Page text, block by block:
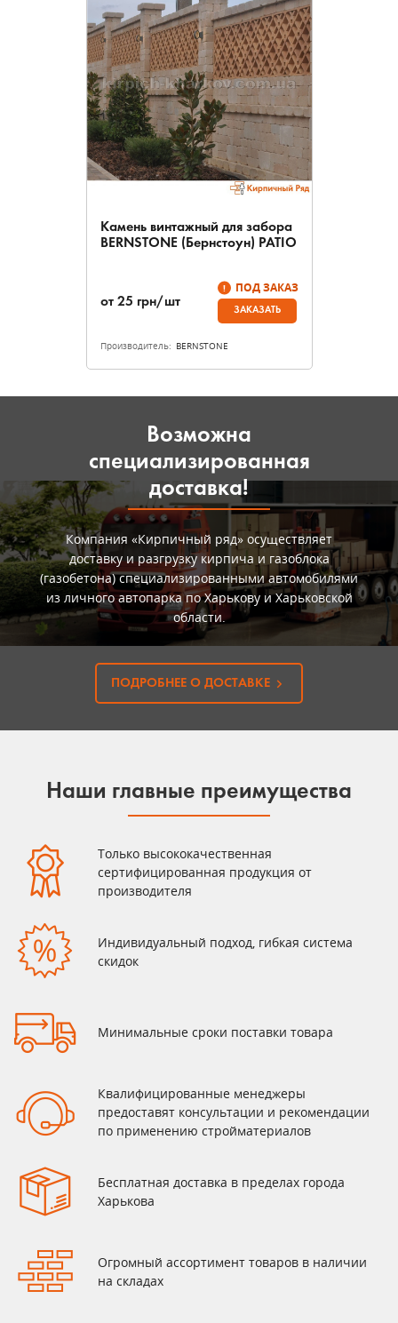
Камень винтажный для забора
BERNSTONE (Бернстоун) PATIO
от 25 грн/шт
ПОД ЗАКАЗ
ЗАКАЗАТЬ
Производитель: BERNSTONE
Возможна
специализированная
доставка!
Компания «Кирпичный ряд» осуществляет
доставку и разгрузку кирпича и газоблока
(газобетона) специализированными автомобилями
из личного автопарка по Харькову и Харьковской
области.
ПОДРОБНЕЕ О ДОСТАВКЕ
Наши главные преимущества
Только высококачественная
сертифицированная продукция от
производителя
Индивидуальный подход, гибкая система
скидок
Минимальные сроки поставки товара
Квалифицированные менеджеры
предоставят консультации и рекомендации
по применению стройматериалов
Бесплатная доставка в пределах города
Харькова
Огромный ассортимент товаров в наличии
на складах